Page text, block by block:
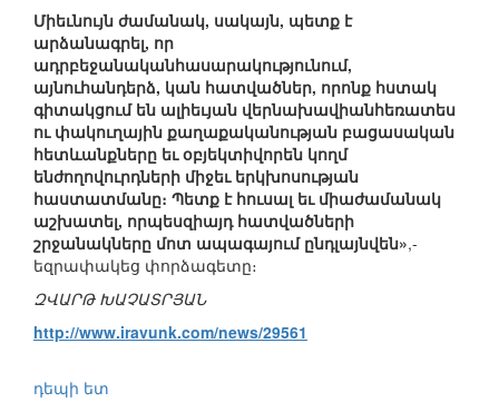
Միեւնույն ժամանակ, սակայն, պետք է
արձանագրել, որ
ադրբեջանականհասարակությունում,
այնուհանդերձ, կան հատվածներ, որոնք հստակ
գիտակցում են ալիեւյան վերնախավիանհեռատես
ու փակուղային քաղաքականության բացասական
հետևանքները եւ օբյեկտիվորեն կողմ
ենժողովուրդների միջեւ երկխոսության
հաստատմանը։ Պետք է հուսալ եւ միաժամանակ
աշխատել, որպեսզիայդ հատվածների
շրջանակները մոտ ապագայում ընդլայնվեն»,-
եզրափակեց փորձագետը։
ԶՎԱՐԹ ԽԱՉԱՏՐՅԱՆ
http://www.iravunk.com/news/29561
դեպի ետ